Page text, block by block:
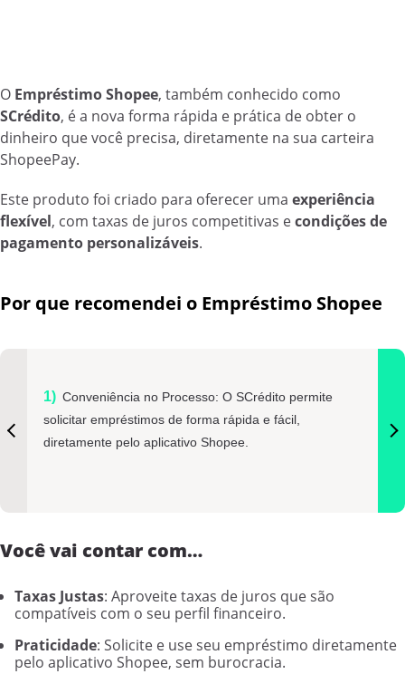
O Empréstimo Shopee, também conhecido como
SCrédito, é a nova forma rápida e prática de obter o
dinheiro que você precisa, diretamente na sua carteira
ShopeePay.
Este produto foi criado para oferecer uma experiência
flexível, com taxas de juros competitivas econdições de
pagamento personalizáveis.
Por que recomendei o Empréstimo Shopee
Conveniência no Processo: O SCrédito permite
solicitar empréstimos de forma rápida e fácil,
diretamente pelo aplicativo Shopee.
Você vai contar com…
Taxas Justas: Aproveite taxas de juros que são
compatíveis com o seu perfil financeiro.
Praticidade: Solicite e use seu empréstimo diretamente
pelo aplicativo Shopee, sem burocracia.